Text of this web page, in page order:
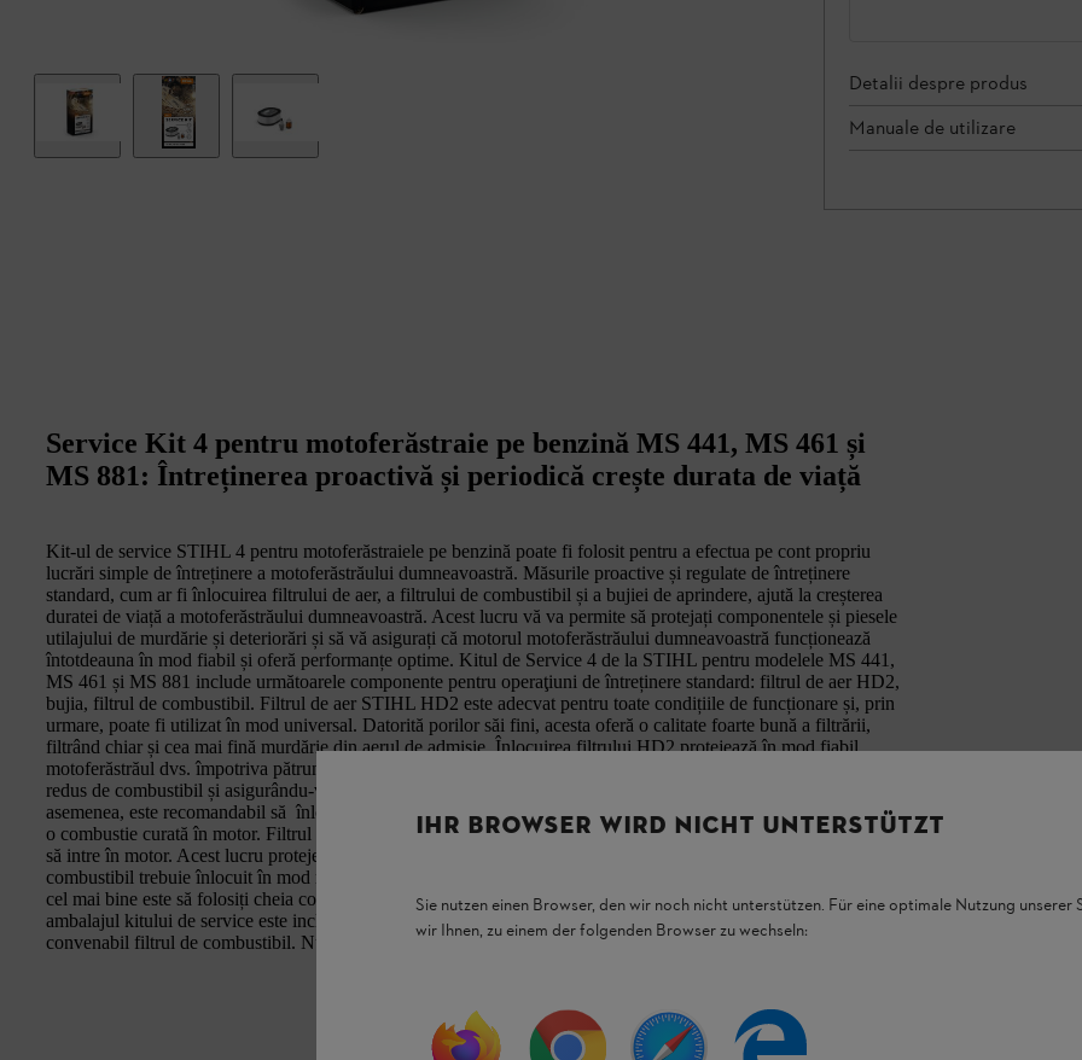
Detalii despre produs
Manuale de utilizare
Service Kit 4 pentru motoferăstraie pe benzină MS 441, MS 461 și
MS 881: Întreținerea proactivă și periodică crește durata de viață
Kit-ul de service STIHL 4 pentru motoferăstraiele pe benzină poate fi folosit pentru a efectua pe cont propriu
lucrări simple de întreținere a motoferăstrăului dumneavoastră. Măsurile proactive și regulate de întreținere
standard, cum ar fi înlocuirea filtrului de aer, a filtrului de combustibil și a bujiei de aprindere, ajută la creșterea
duratei de viață a motoferăstrăului dumneavoastră. Acest lucru vă va permite să protejați componentele și piesele
utilajului de murdărie și deteriorări și să vă asigurați că motorul motoferăstrăului dumneavoastră funcționează
întotdeauna în mod fiabil și oferă performanțe optime. Kitul de Service 4 de la STIHL pentru modelele MS 441,
MS 461 și MS 881 include următoarele componente pentru operaţiuni de întreținere standard: filtrul de aer HD2,
bujia, filtrul de combustibil. Filtrul de aer STIHL HD2 este adecvat pentru toate condițiile de funcționare și, prin
urmare, poate fi utilizat în mod universal. Datorită porilor săi fini, acesta oferă o calitate foarte bună a filtrării,
filtrând chiar și cea mai fină murdărie din aerul de admisie. Înlocuirea filtrului HD2 protejează în mod fiabil
motoferăstrăul dvs. împotriva pătrunderii prafului abraziv, ajutând la menținerea performanțelor și a unui consum
redus de combustibil și asigurându-vă că puteți continua să porniți motoferăstrăul STIHL fără dificultate. De
asemenea, este recomandabil să înlocuiți regulat bujia pentru a menține performanțele. Aceasta este baza pentru
o combustie curată în motor. Filtrul de combustibil păstrează combustibilul fără particule străine și nu le permite
să intre în motor. Acest lucru protejează motorul și asigură o longevitate sporită. De asemenea, filtrul de
combustibil trebuie înlocuit în mod regulat pentru a funcționa în mod fiabil. Când înlocuiți filtrul de aer și bujia,
cel mai bine este să folosiți cheia combinată furnizată împreună cu motoferăstrăul dumneavoastră STIHL. În
ambalajul kitului de service este inclus un cârlig cartonat, care poate fi utilizat pentru a scoate și înlocui în mod
convenabil filtrul de combustibil. Nu aveți nevoie de nicio unealtă suplimentară pentru această operațiune.
IHR BROWSER WIRD NICHT UNTERSTÜTZT
Sie nutzen einen Browser, den wir noch nicht unterstützen. Für eine optimale Nutzung unserer
wir Ihnen, zu einem der folgenden Browser zu wechseln: